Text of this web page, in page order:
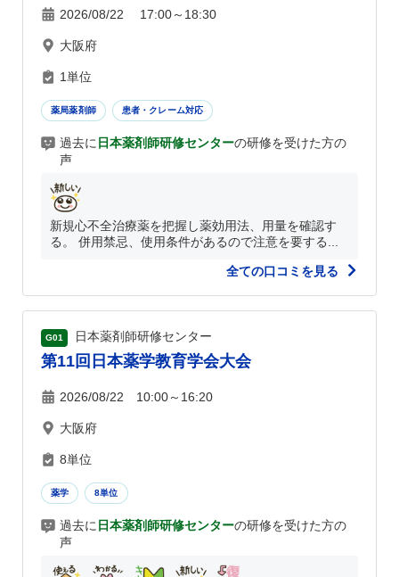
2026/08/22 17:00～18:30
大阪府
1単位
薬局薬剤師 患者・クレーム対応
過去に 日本薬剤師研修センターの研修を受けた方の
声
新規心不全治療薬を把握し薬効用法、用量を確認す
る。 併用禁忌、使用条件があるので注意を要する...
全ての口コミを見る
G01 日本薬剤師研修センター
第11回日本薬学教育学会大会
2026/08/22 10:00～16:20
大阪府
8単位
薬学 8単位
過去に 日本薬剤師研修センターの研修を受けた方の
声